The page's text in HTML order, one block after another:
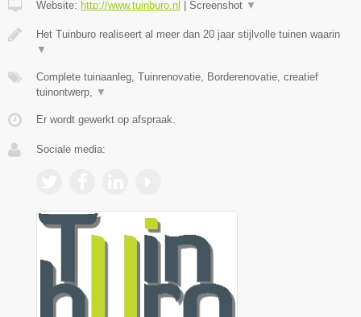
Website: http://www.tuinburo.nl Screenshot ▼
Het Tuinburo realiseert al meer dan 20 jaar stijlvolle tuinen waarin
▼
Complete tuinaanleg, Tuinrenovatie, Borderenovatie, creatief
tuinontwerp, ▼
Er wordt gewerkt op afspraak.
Sociale media: